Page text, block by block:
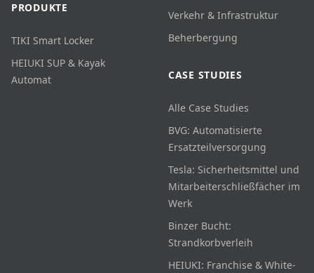
PRODUKTE
TIKI Smart Locker
HEIUKI SUP & Kayak
Automat
Verkehr & Infrastruktur
Beherbergung
CASE STUDIES
Alle Case Studies
BVG: Automatisierte
Ersatzteilversorgung
Tesla: Sicherheitsmittel und
Mitarbeiterschließfächer im
Werk
Binzer Bucht:
Strandkorbverleih
HEIUKI: Franchise & White-